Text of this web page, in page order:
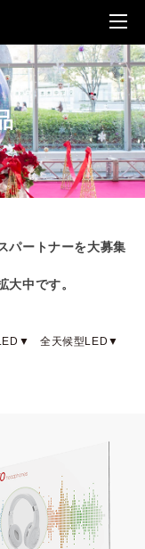
パートナーを大募集
大中です。
全天候型LED▼